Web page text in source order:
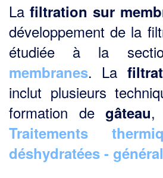
La filtration sur
développement de la
étudiée à la
membranes. La
inclut plusieurs
formation de gâteau,
Traitements
déshydratées -